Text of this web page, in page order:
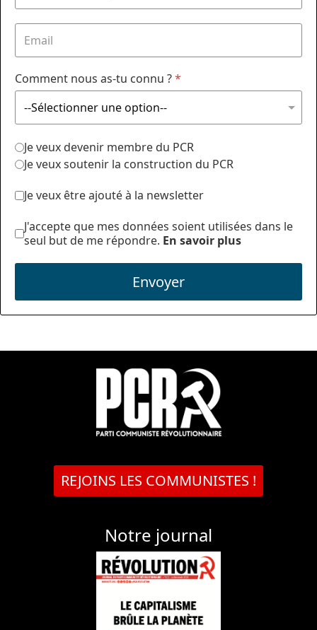
Comment nous as-tu connu ?*
Je veux devenir membre du PCR
Je veux soutenir la construction du PCR
Je veux être ajouté à la newsletter
J'accepte que mes données soient utilisées dans le
seul but de me répondre. En savoir plus
Envoyer
REJOINS LES COMMUNISTES !
Notre journal